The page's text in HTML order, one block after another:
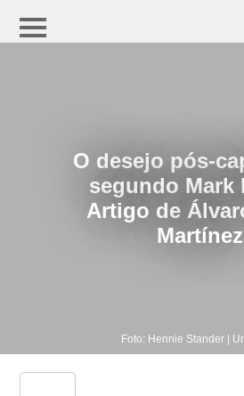
O desejo pós-
segundo Mark
Artigo de
Martínez
Foto: Hennie Stander |